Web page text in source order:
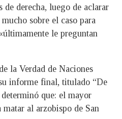
de derecha, luego de aclarar
sobre el caso para
le preguntan
la Verdad de Naciones
informe final, titulado “De
que: el mayor
al arzobispo de San